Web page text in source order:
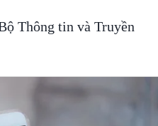
Thông tin và Truyền